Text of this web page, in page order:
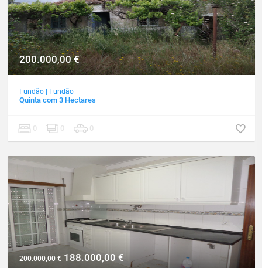
200.000,00€
Fundão | Fundão
Quinta com 3 Hectares
0 0 0
200.000,00€ 188.000,00 €